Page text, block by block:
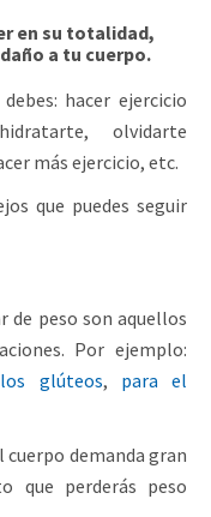
en su totalidad,
a tu cuerpo.
hacer ejercicio
olvidarte
más ejercicio, etc.
que puedes seguir
de peso son aquellos
Por ejemplo:
glúteos, para el
demanda gran
que perderás peso